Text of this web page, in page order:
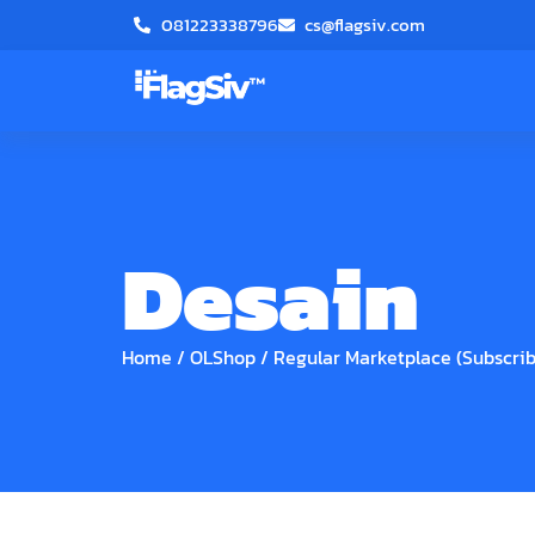
081223338796 cs@flagsiv.com
Desain
Home / OLShop/ Regular Marketplace